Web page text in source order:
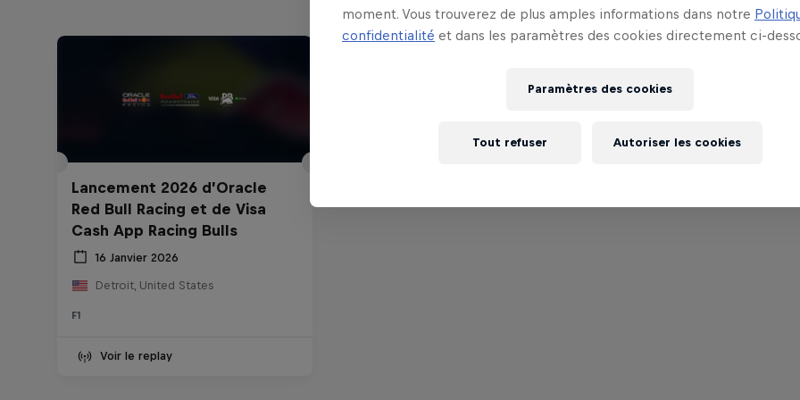
Lancement 2026 d’Oracle
Red Bull Racing et de Visa
Cash App Racing Bulls
16 Janvier 2026
Detroit, United States
F1
Voir le replay
moment. Vous trouverez de plus amples informations dans notre
confidentialité et dans les paramètres des cookies directement ci-
Paramètres des cookies
Tout refuser Autoriser les cookies